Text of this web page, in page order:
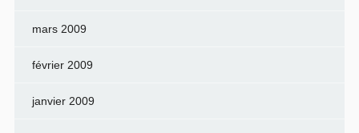
mars 2009
février 2009
janvier 2009